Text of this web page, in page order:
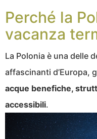
Perché la
vacanza
La Polonia è una delle
affascinanti d’Europa,
acque benefiche,
accessibili.